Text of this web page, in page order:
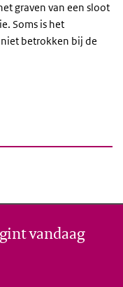
graven van een sloot
Soms is het
betrokken bij de
vandaag